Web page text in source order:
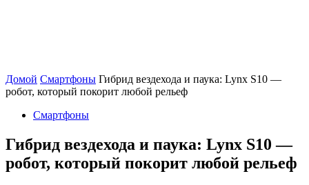
Домой Смартфоны Гибрид вездехода и паука: Lynx S10 —
робот, который покорит любой рельеф
Смартфоны
Гибрид вездехода и паука: Lynx S10 —
робот, который покорит любой рельеф